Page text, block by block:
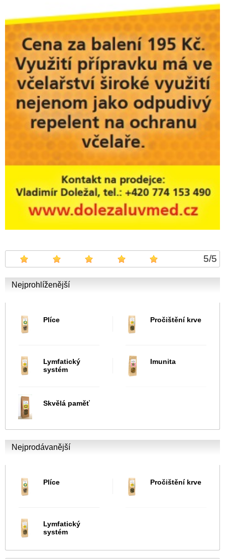
5/5
Nejprohlíženější
Plíce Pročištění krve
Lymfatický
systém
Imunita
Skvělá paměť
Nejprodávanější
Plíce Pročištění krve
Lymfatický
systém